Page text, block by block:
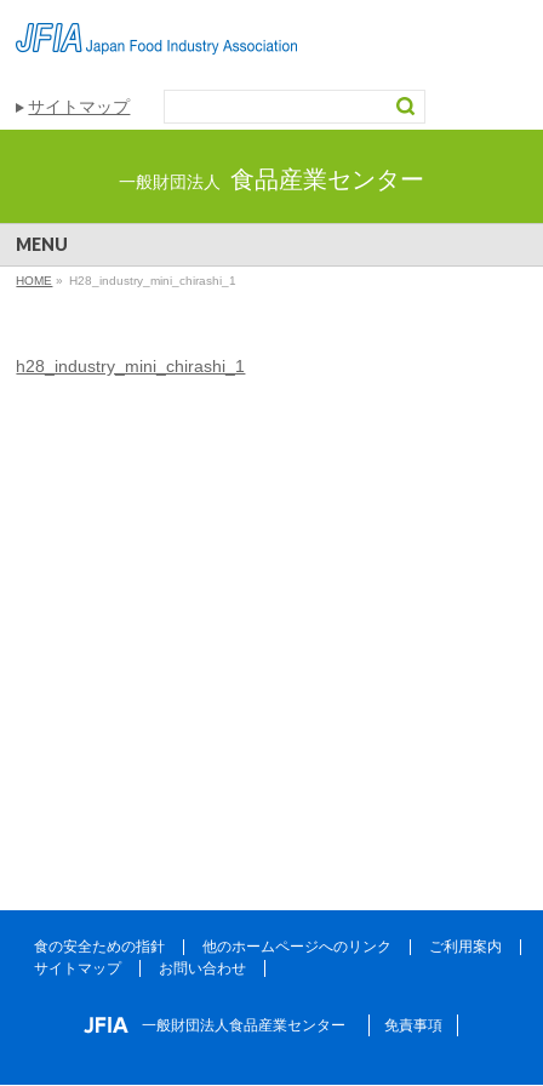
サイトマップ
一般財団法人 食品産業センター
MENU
HOME » H28_industry_mini_chirashi_1
h28_industry_mini_chirashi_1
食の安全ための指針 他のホームページへのリンク
ご利用案内
サイトマップ
お問い合わせ
一般財団法人食品産業センター 免責事項